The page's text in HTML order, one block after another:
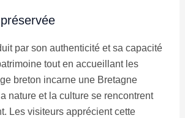
par son authenticité et sa capacité
tout en accueillant les
breton incarne une Bretagne
nature et la culture se rencontrent
Les visiteurs apprécient cette